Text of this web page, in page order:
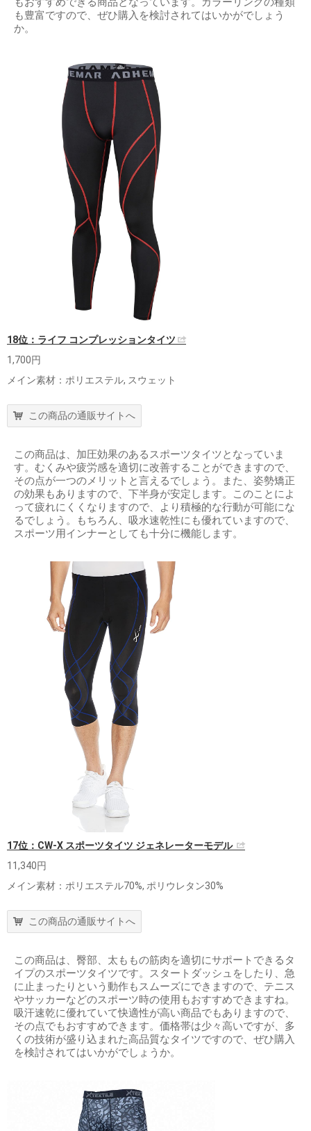
も豊富ですので、ぜひ購入を検討されてはいかがでしょう
か。
18位：ライフ コンプレッションタイツ
1,700円
メイン素材：ポリエステル, スウェット
この商品の通販サイトへ
この商品は、加圧効果のあるスポーツタイツとなっていま
す。むくみや疲労感を適切に改善することができますので、
その点が一つのメリットと言えるでしょう。また、姿勢矯正
の効果もありますので、下半身が安定します。このことによ
って疲れにくくなりますので、より積極的な行動が可能にな
るでしょう。もちろん、吸水速乾性にも優れていますので、
スポーツ用インナーとしても十分に機能します。
17位：CW-X スポーツタイツ ジェネレーターモデル
11,340円
メイン素材：ポリエステル70%, ポリウレタン30%
この商品の通販サイトへ
この商品は、臀部、太ももの筋肉を適切にサポートできるタ
イプのスポーツタイツです。スタートダッシュをしたり、急
に止まったりという動作もスムーズにできますので、テニス
やサッカーなどのスポーツ時の使用もおすすめできますね。
吸汗速乾に優れていて快適性が高い商品でもありますので、
その点でもおすすめできます。価格帯は少々高いですが、多
くの技術が盛り込まれた高品質なタイツですので、ぜひ購入
を検討されてはいかがでしょうか。